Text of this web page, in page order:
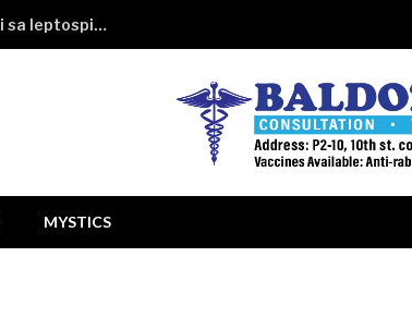
Paglusong sa baha, No. 1 dahilan ng mga nasawi sa leptospirosis sa QC
MYSTICS